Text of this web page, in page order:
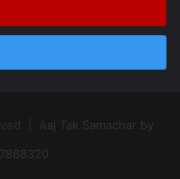
| Aaj Tak Samachar by